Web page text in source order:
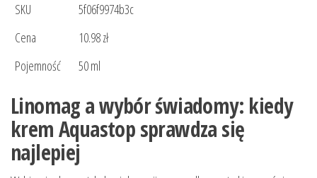
SKU
5f06f9974b3c
Cena
10.98 zł
Pojemność
50 ml
Linomag a wybór świadomy: kiedy
krem Aquastop sprawdza się
najlepiej